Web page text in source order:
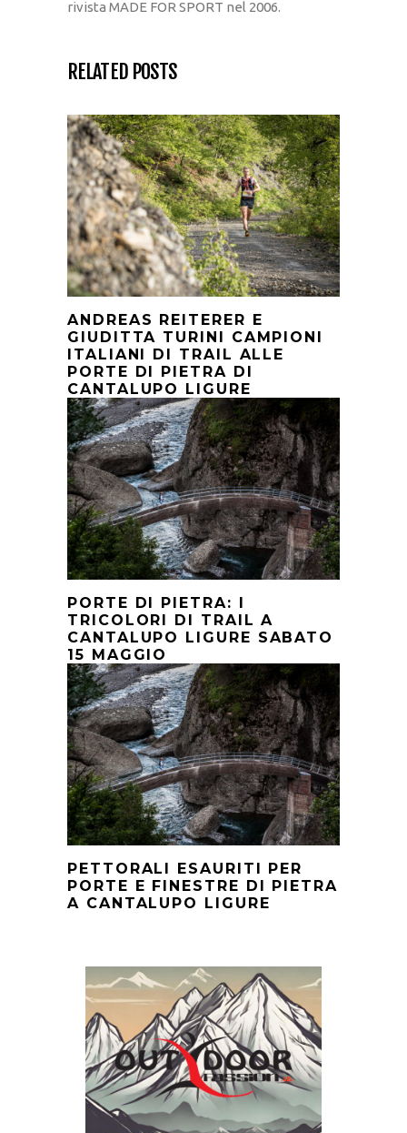
rivista MADE FOR SPORT nel 2006.
RELATED POSTS
ANDREAS REITERER E
GIUDITTA TURINI CAMPIONI
ITALIANI DI TRAIL ALLE
PORTE DI PIETRA DI
CANTALUPO LIGURE
PORTE DI PIETRA: I
TRICOLORI DI TRAIL A
CANTALUPO LIGURE SABATO
15 MAGGIO
PETTORALI ESAURITI PER
PORTE E FINESTRE DI PIETRA
A CANTALUPO LIGURE